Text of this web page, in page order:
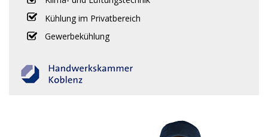
Kühlung im Privatbereich
Gewerbekühlung